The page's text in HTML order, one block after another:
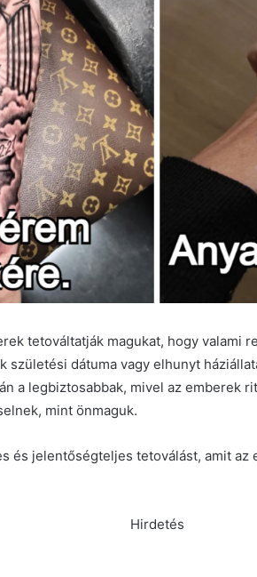
tetováltatják magukat, hogy valami
születési dátuma vagy elhunyt
a legbiztosabbak, mivel az emberek
mint önmaguk.
és jelentőségteljes tetoválást, amit
Hirdetés